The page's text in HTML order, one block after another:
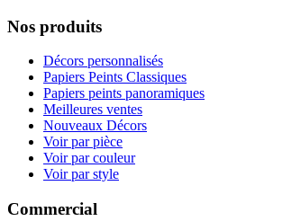
Nos produits
Décors personnalisés
Papiers Peints Classiques
Papiers peints panoramiques
Meilleures ventes
Nouveaux Décors
Voir par pièce
Voir par couleur
Voir par style
Commercial